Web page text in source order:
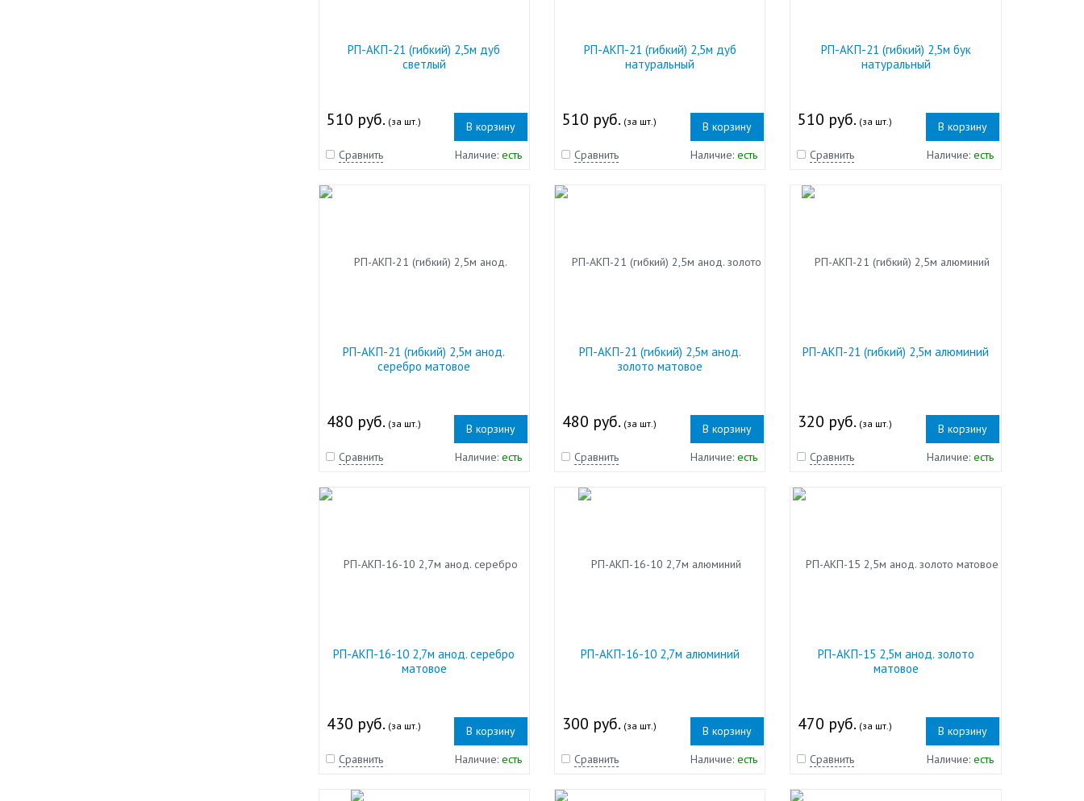
РП-АКП-21 (гибкий) 2,5м дуб
светлый
510 руб. (за шт.)
В корзину
Сравнить
Наличие: есть
РП-АКП-21 (гибкий) 2,5м дуб
натуральный
510 руб. (за шт.)
В корзину
Сравнить
Наличие:есть
РП-АКП-21 (гибкий) 2,5м бук
натуральный
510 руб. (за шт.)
В корзину
Сравнить
Наличие: есть
РП-АКП-21 (гибкий) 2,5м анод.
серебро матовое
480 руб. (за шт.)
В корзину
Сравнить
Наличие: есть
РП-АКП-21 (гибкий) 2,5м анод.
золото матовое
480 руб. (за шт.)
В корзину
Сравнить
Наличие:есть
РП-АКП-21 (гибкий) 2,5м алюминий
320 руб. (за шт.)
В корзину
Сравнить
Наличие: есть
РП-АКП-16-10 2,7м анод. серебро
матовое
430 руб. (за шт.)
В корзину
Сравнить
Наличие: есть
РП-АКП-16-10 2,7м алюминий
300 руб. (за шт.)
В корзину
Сравнить
Наличие:есть
РП-АКП-15 2,5м анод. золото
матовое
470 руб. (за шт.)
В корзину
Сравнить
Наличие: есть